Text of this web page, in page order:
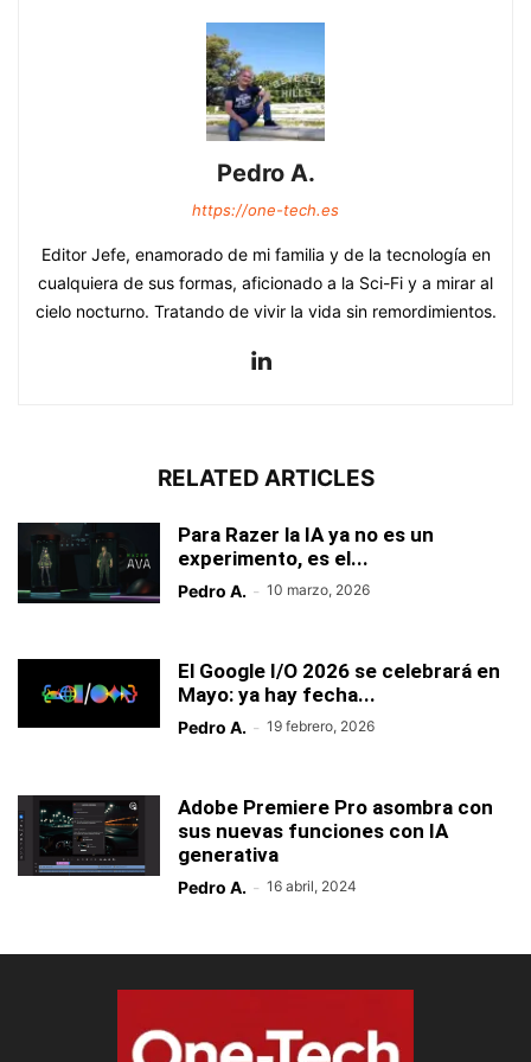
Pedro A.
https://one-tech.es
Editor Jefe, enamorado de mi familia y de la tecnología en
cualquiera de sus formas, aficionado a la Sci-Fi y a mirar al
cielo nocturno. Tratando de vivir la vida sin remordimientos.
RELATED ARTICLES
Para Razer la IA ya no es un
experimento, es el...
Pedro A. - 10 marzo, 2026
El Google I/O 2026 se celebrará en
Mayo: ya hay fecha...
Pedro A. - 19 febrero, 2026
Adobe Premiere Pro asombra con
sus nuevas funciones con IA
generativa
Pedro A. - 16 abril, 2024